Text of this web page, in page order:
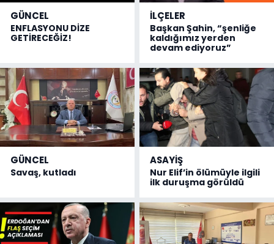
GÜNCEL
ENFLASYONU DİZE
GETİRECEĞİZ!
İLÇELER
Başkan Şahin, “şenliğe
kaldığımız yerden
devam ediyoruz”
GÜNCEL
Savaş, kutladı
ASAYİŞ
Nur Elif’in ölümüyle ilgili
ilk duruşma görüldü